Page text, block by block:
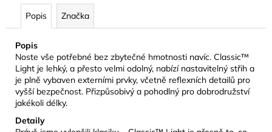
Popis Značka
Popis
Noste vše potřebné bez zbytečné hmotnosti navíc. Classic™
Light je lehký, a přesto velmi odolný, nabízí nastavitelný střih a
je plně vybaven externími prvky, včetně reflexních detailů pro
vyšší bezpečnost. Přizpůsobivý a pohodlný pro dobrodružství
jakékoli délky.
Detaily
CAMELBAK
EDDY+
KIDS
400
ML
DĚTSKÁ
LÁHEV
SHARKS
RAYS